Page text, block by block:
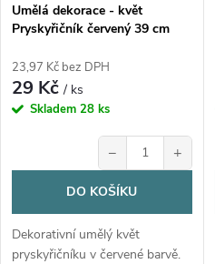
Umělá dekorace - květ
Pryskyřičník červený 39 cm
23,97 Kč bez DPH
29 Kč/ ks
Skladem 28 ks
− +
DO KOŠÍKU
Dekorativní umělý květ
pryskyřičníku v červené barvě.